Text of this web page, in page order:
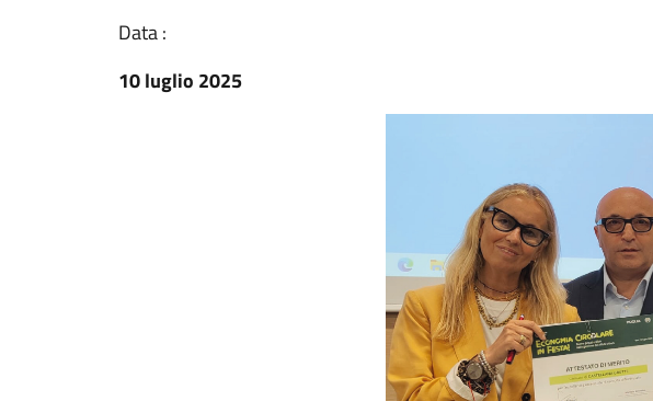
Data :
10 luglio 2025